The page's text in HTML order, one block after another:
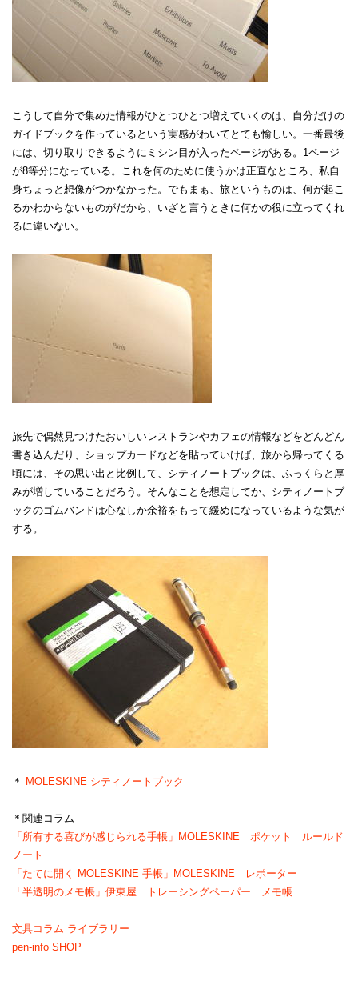
こうして自分で集めた情報がひとつひとつ増えていくのは、自分だけの
ガイドブックを作っているという実感がわいてとても愉しい。一番最後
には、切り取りできるようにミシン目が入ったページがある。1ページ
が8等分になっている。これを何のために使うかは正直なところ、私自
身ちょっと想像がつかなかった。でもまぁ、旅というものは、何が起こ
るかわからないものがだから、いざと言うときに何かの役に立ってくれ
るに違いない。
旅先で偶然見つけたおいしいレストランやカフェの情報などをどんどん
書き込んだり、ショップカードなどを貼っていけば、旅から帰ってくる
頃には、その思い出と比例して、シティノートブックは、ふっくらと厚
みが増していることだろう。そんなことを想定してか、シティノートブ
ックのゴムバンドは心なしか余裕をもって緩めになっているような気が
する。
＊ MOLESKINE シティノートブック
＊関連コラム
「所有する喜びが感じられる手帳」MOLESKINE ポケット ルールド
ノート
「たてに開く MOLESKINE 手帳」MOLESKINE レポーター
「半透明のメモ帳」伊東屋 トレーシングペーパー メモ帳
文具コラム ライブラリー
pen-info SHOP